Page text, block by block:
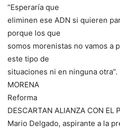
“Esperaría que
eliminen ese ADN si quieren
porque los que
somos morenistas no vamos a
este tipo de
situaciones ni en ninguna otra”.
MORENA
Reforma
DESCARTAN ALIANZA CON EL
Mario Delgado, aspirante a la